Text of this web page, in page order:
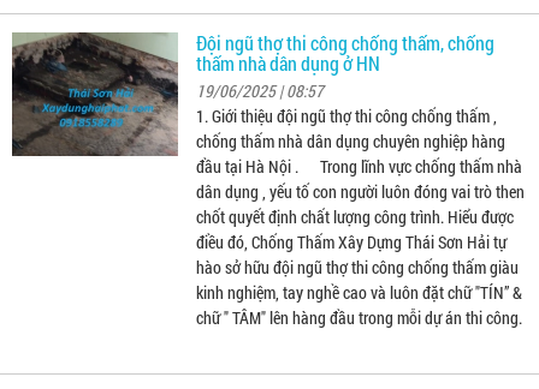
Đội ngũ thợ thi công chống thấm, chống
thấm nhà dân dụng ở HN
19/06/2025 | 08:57
1. Giới thiệu đội ngũ thợ thi công chống thấm ,
chống thấm nhà dân dụng chuyên nghiệp hàng
đầu tại Hà Nội . Trong lĩnh vực chống thấm nhà
dân dụng , yếu tố con người luôn đóng vai trò then
chốt quyết định chất lượng công trình. Hiểu được
điều đó, Chống Thấm Xây Dựng Thái Sơn Hải tự
hào sở hữu đội ngũ thợ thi công chống thấm giàu
kinh nghiệm, tay nghề cao và luôn đặt chữ "TÍN” &
chữ " TÂM" lên hàng đầu trong mỗi dự án thi công.